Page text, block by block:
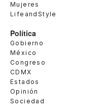
Mujeres
LifeandStyle
Política
Gobierno
México
Congreso
CDMX
Estados
Opinión
Sociedad